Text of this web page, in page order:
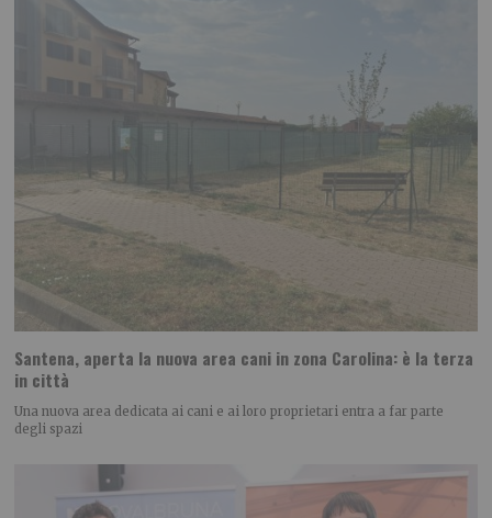
Santena, aperta la nuova area cani in zona Carolina: è la terza
in città
Una nuova area dedicata ai cani e ai loro proprietari entra a far parte
degli spazi